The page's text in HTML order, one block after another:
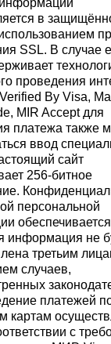
в
SSL. В случае
проведения
By Visa,
MIR Accept для
платежа также
ввод
сайт
256-битное
персональной
информация не
третьим
случаев,
платежей
картам
с